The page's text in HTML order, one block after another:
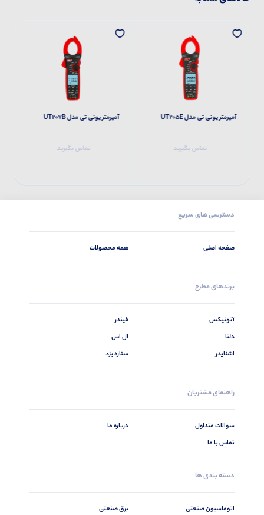
آمپرمتر یونی تی مدل UT205E
تماس بگیرید
آمپرمتر یونی تی مدل UT207B
تماس بگیرید
دسترسی های سریع
صفحه اصلی همه محصولات
برندهای مطرح
آتونیکس
دلتا
اشنایدر
فیندر
ال اس
ستاره یزد
راهنمای مشتریان
سوالات متداول
تماس با ما
درباره ما
دسته بندی ها
اتوماسیون صنعتی برق صنعتی